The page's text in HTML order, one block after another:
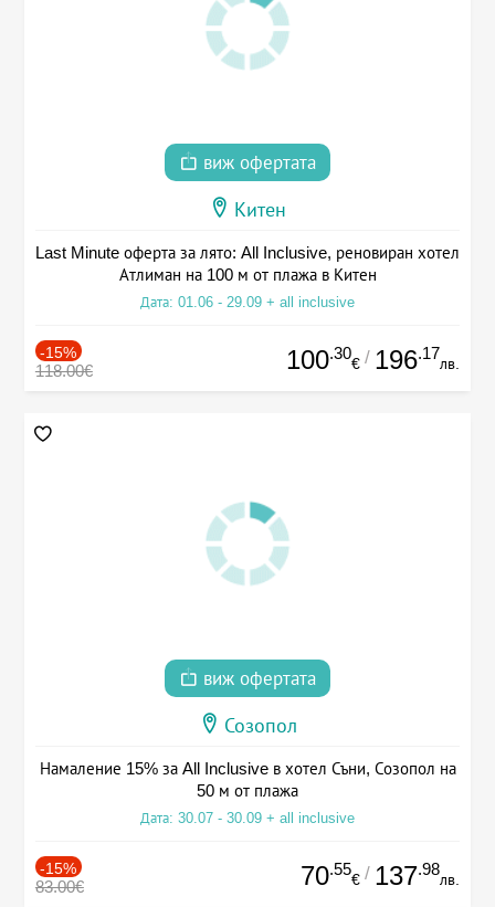
виж офертата
Китен
Last Minute оферта за лято: All Inclusive, реновиран хотел
Атлиман на 100 м от плажа в Китен
Дата: 01.06 - 29.09 + all inclusive
-15%
118.00€ 100.30
€ / 196.17
лв.
виж офертата
Созопол
Намаление 15% за All Inclusive в хотел Съни, Созопол на
50 м от плажа
Дата: 30.07 - 30.09 + all inclusive
-15%
83.00€ 70.55
€ / 137.98
лв.